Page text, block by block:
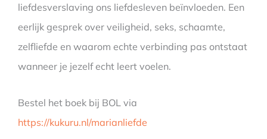
liefdesverslaving ons liefdesleven beïnvloeden. Een
eerlijk gesprek over veiligheid, seks, schaamte,
zelfliefde en waarom echte verbinding pas ontstaat
wanneer je jezelf echt leert voelen.
Bestel het boek bij BOL via
https://kukuru.nl/marianliefde